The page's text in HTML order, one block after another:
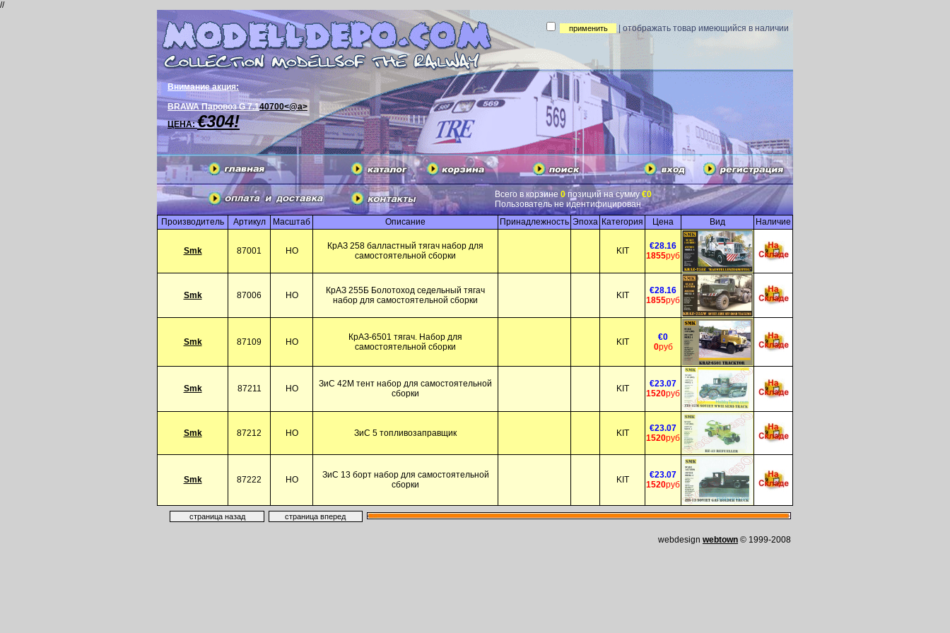
//
| отображать товар имеющийся в наличии
Внимание акция:
BRAWA Паровоз G 7.140700<@a>
ЦЕНА:€304!
Всего в корзине 0 позиций на сумму €0
Пользователь не идентифицирован
Производитель
Артикул Масштаб Описание Принадлежность Эпоха Категория Цена Вид Наличие
Smk 87001 HO
КрАЗ 258 балластный тягач набор для
самостоятельной сборки
KIT
€28.16
1855руб
Smk 87006 HO
КрАЗ 255Б Болотоход седельный тягач
набор для самостоятельной сборки
KIT
€28.16
1855руб
Smk 87109 HO
КрАЗ-6501 тягач. Набор для
самостоятельной сборки
KIT
€0
0руб
Smk 87211 HO
ЗиС 42М тент набор для самостоятельной
сборки
KIT
€23.07
1520руб
Smk 87212 HO ЗиС 5 топливозаправщик KIT
€23.07
1520руб
Smk 87222 HO
ЗиС 13 борт набор для самостоятельной
сборки
KIT
€23.07
1520руб
webdesign webtown © 1999-2008